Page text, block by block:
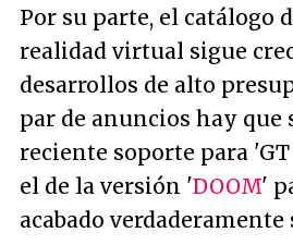
Por su parte, el catálogo
realidad virtual sigue
desarrollos de alto
par de anuncios hay que
reciente soporte para
el de la versión 'DOOM'
acabado